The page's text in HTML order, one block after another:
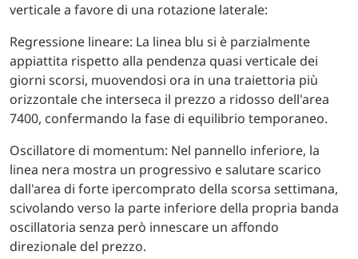
verticale a favore di una rotazione laterale:
Regressione lineare: La linea blu si è parzialmente
appiattita rispetto alla pendenza quasi verticale dei
giorni scorsi, muovendosi ora in una traiettoria più
orizzontale che interseca il prezzo a ridosso dell'area
7400, confermando la fase di equilibrio temporaneo.
Oscillatore di momentum: Nel pannello inferiore, la
linea nera mostra un progressivo e salutare scarico
dall'area di forte ipercomprato della scorsa settimana,
scivolando verso la parte inferiore della propria banda
oscillatoria senza però innescare un affondo
direzionale del prezzo.